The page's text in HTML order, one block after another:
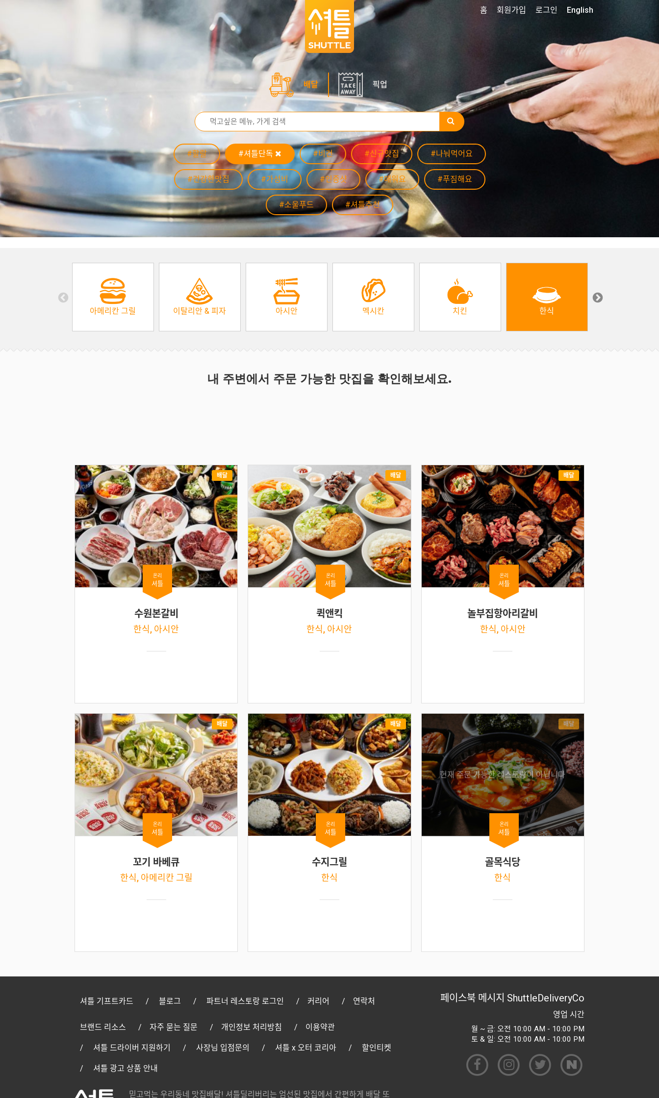
배달 픽업
#할랄 #셔틀단독 #비건 #신규맛집 #나눠먹어요
#건강한맛집 #가성비 #인증샷 #매워요 #푸짐해요
#소울푸드 #셔틀추천
홈 회원가입 로그인 English
아메리칸 그릴 이탈리안 & 피자 아시안 멕시칸 치킨 한식
내 주변에서 주문 가능한 맛집을 확인해보세요.
배달
온리
셔틀
수원본갈비
한식, 아시안
배달
온리
셔틀
퀵앤킥
한식, 아시안
배달
온리
셔틀
놀부집항아리갈비
한식, 아시안
배달
온리
셔틀
꼬기 바베큐
한식, 아메리칸 그릴
배달
온리
셔틀
수지그릴
한식
배달
현재 주문 가능한 레스토랑이 아닙니다
온리
셔틀
골목식당
한식
셔틀 기프트카드 블로그 파트너 레스토랑 로그인 커리어 연락처
브랜드 리소스 자주 묻는 질문 개인정보 처리방침 이용약관
셔틀 드라이버 지원하기 사장님 입점문의 셔틀 x 오터 코리아 할인티켓
셔틀 광고 상품 안내
믿고먹는 우리동네 맛집배달! 셔틀딜리버리는 엄선된 맛집에서 간편하게 배달 또
페이스북 메시지 ShuttleDeliveryCo
영업 시간
월 ~ 금: 오전 10:00 AM - 10:00 PM
토 & 일: 오전 10:00 AM - 10:00 PM